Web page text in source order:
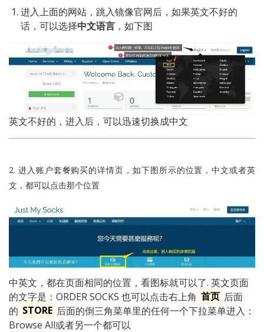
进入上面的网站，跳入镜像官网后，如果英文不好的
话，可以选择中文语言 ，如下图
英文不好的，进入后，可以迅速切换成中文
2. 进入账户套餐购买的详情页，如下图所示的位置，中文或者英
文，都可以点击那个位置
中英文，都在页面相同的位置，看图标就可以了. 英文页面
的文字是：ORDER SOCKS 也可以点击右上角 首页 后面
的 STORE 后面的倒三角菜单里的任何一个下拉菜单进入：
Browse All或者另一个都可以